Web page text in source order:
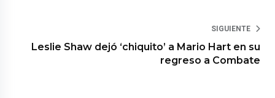
SIGUIENTE
Leslie Shaw dejó ‘chiquito’ a Mario Hart en su
regreso a Combate